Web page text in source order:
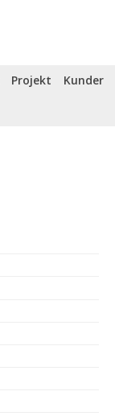
Projekt
Kunder